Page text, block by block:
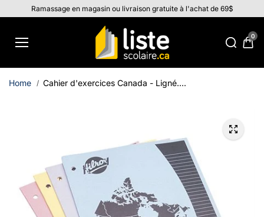
Aller au
contenu
Ramassage en magasin ou livraison gratuite à l'achat de 69$
0
Home Cahier d'exercices Canada - Ligné....